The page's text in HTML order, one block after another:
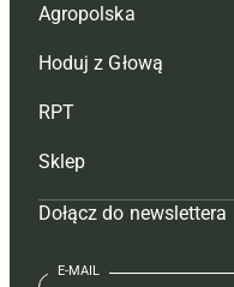
Agropolska
Redakcja
Reklama
Tagi
Mapa serwisu
Kontakt
Hoduj z Głową
Hoduj z głową bydło
Hoduj z głową świnie
Prenumerata
Redakcja
RPT
Redakcja
Prenumerata
Reklama
Sklep
Czasopisma i prenumerata
Książki
Dołącz do newslettera
E-MAIL